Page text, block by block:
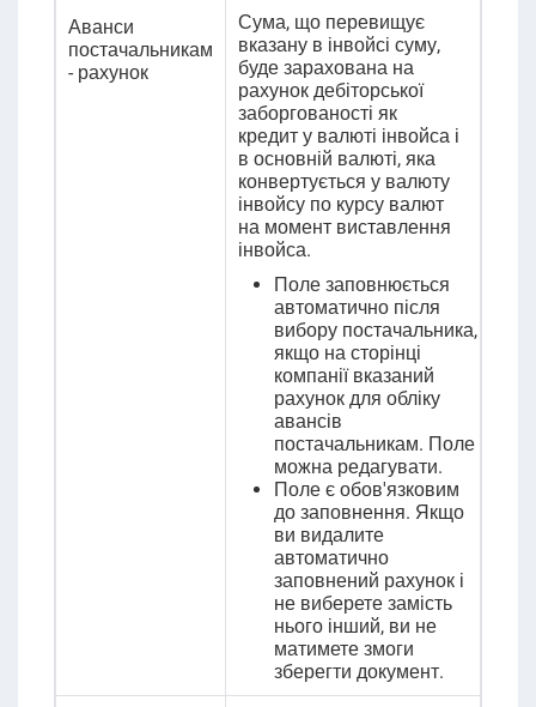
Аванси
постачальникам
- рахунок
Сума, що перевищує
вказану в інвойсі суму,
буде зарахована на
рахунок дебіторської
заборгованості як
кредит у валюті інвойса і
в основній валюті, яка
конвертується у валюту
інвойсу по курсу валют
на момент виставлення
інвойса.
Поле заповнюється
автоматично після
вибору постачальника,
якщо на сторінці
компанії вказаний
рахунок для обліку
авансів
постачальникам. Поле
можна редагувати.
Поле є обов'язковим
до заповнення. Якщо
ви видалите
автоматично
заповнений рахунок і
не виберете замість
нього інший, ви не
матимете змоги
зберегти документ.